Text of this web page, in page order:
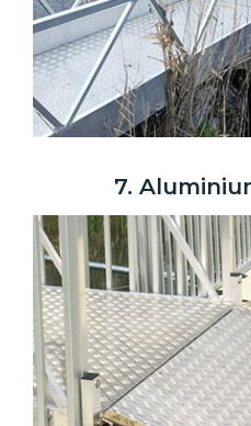
7.